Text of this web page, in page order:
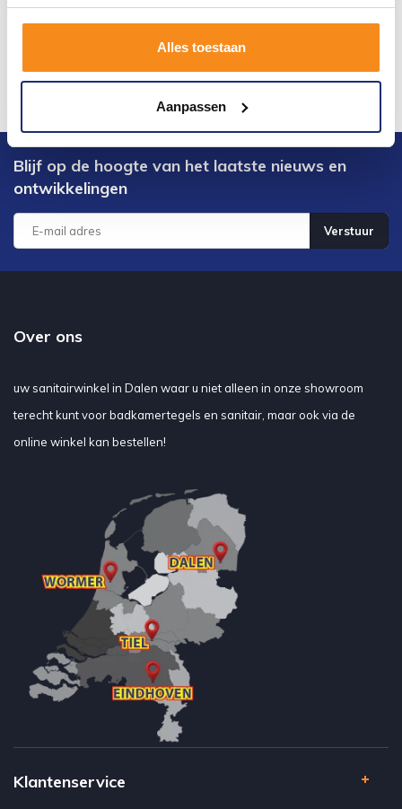
Alles toestaan
Aanpassen
Blijf op de hoogte van het laatste nieuws en
ontwikkelingen
Verstuur
Over ons
uw sanitairwinkel in Dalen waar u niet alleen in onze showroom
terecht kunt voor badkamertegels en sanitair, maar ook via de
online winkel kan bestellen!
Klantenservice